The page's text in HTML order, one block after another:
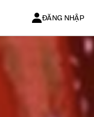
ĐĂNG NHẬP